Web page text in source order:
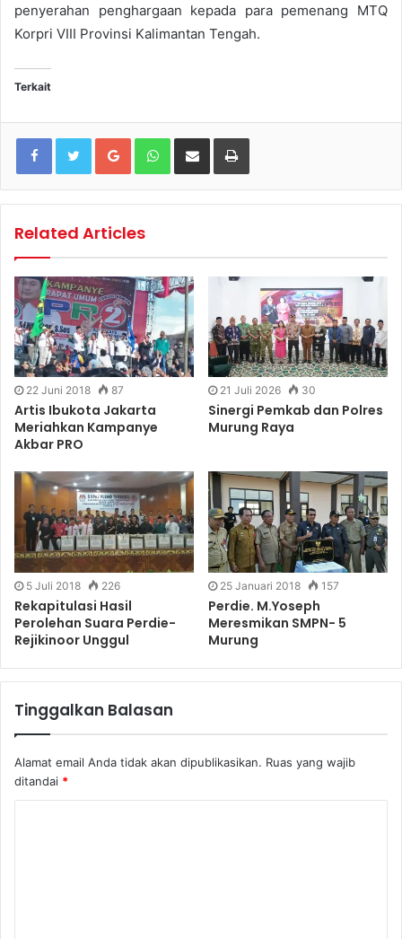
penyerahan penghargaan kepada para pemenang MTQ
Korpri VIII Provinsi Kalimantan Tengah.
Terkait
Google+WhatsApp
Share via Email Print
Related Articles
22 Juni 2018 87
Artis Ibukota Jakarta
Meriahkan Kampanye
Akbar PRO
21 Juli 2026 30
Sinergi Pemkab dan Polres
Murung Raya
5 Juli 2018 226
Rekapitulasi Hasil
Perolehan Suara Perdie-
Rejikinoor Unggul
25 Januari 2018 157
Perdie. M.Yoseph
Meresmikan SMPN- 5
Murung
Tinggalkan Balasan
Alamat email Anda tidak akan dipublikasikan. Ruas yang wajib
ditandai *